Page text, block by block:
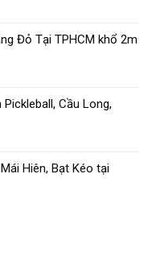
Đỏ Tại TPHCM khổ 2m
Cầu Long,
Hiên, Bạt Kéo tại